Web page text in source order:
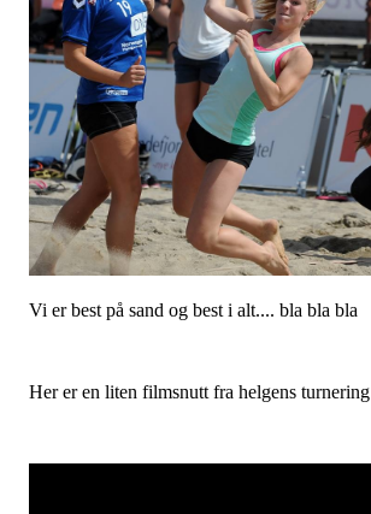
Vi er best på sand og best i alt.... bla bla bla
Her er en liten filmsnutt fra helgens turnering